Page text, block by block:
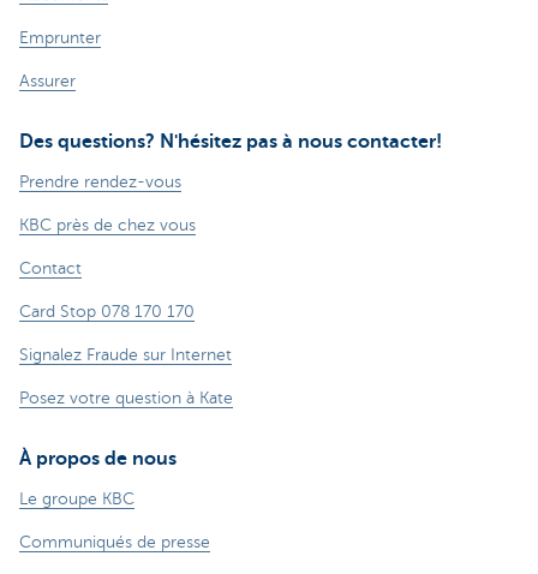
Emprunter
Assurer
Des questions? N'hésitez pas à nous contacter!
Prendre rendez-vous
KBC près de chez vous
Contact
Card Stop 078 170 170
Signalez Fraude sur Internet
Posez votre question à Kate
À propos de nous
Le groupe KBC
Communiqués de presse